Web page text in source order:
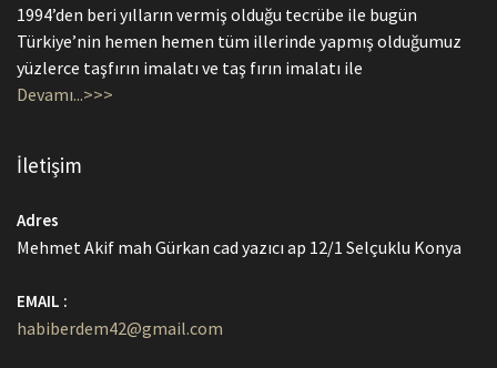
1994’den beri yılların vermiş olduğu tecrübe ile bugün
Türkiye’nin hemen hemen tüm illerinde yapmış olduğumuz
yüzlerce taşfırın imalatı ve taş fırın imalatı ile
Devamı...>>>
İletişim
Adres
Mehmet Akif mah Gürkan cad yazıcı ap 12/1 Selçuklu Konya
EMAIL :
habiberdem42@gmail.com